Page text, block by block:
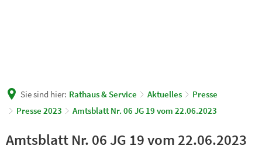
Sie sind hier: Rathaus & Service Aktuelles
Presse
Presse 2023
Amtsblatt Nr. 06 JG 19 vom 22.06.2023
Amtsblatt Nr. 06 JG 19 vom 22.06.2023